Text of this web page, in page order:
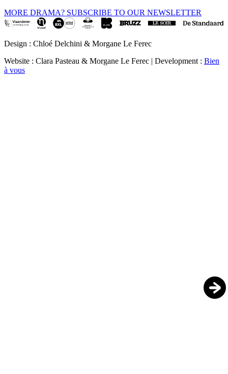
MORE DRAMA? SUBSCRIBE TO OUR NEWSLETTER
Design : Chloé Delchini & Morgane Le Ferec
Website : Clara Pasteau & Morgane Le Ferec | Development : Bien
à vous